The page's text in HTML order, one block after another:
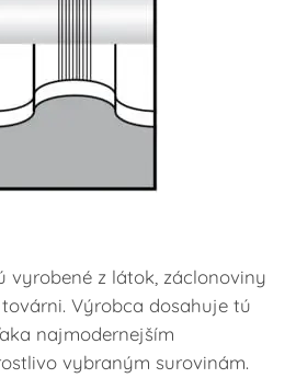
vyrobené z látok, záclonoviny
Výrobca dosahuje tú
najmodernejším
vybraným surovinám.